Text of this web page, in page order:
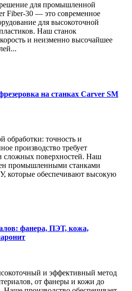
для промышленной
Fiber-30 — это современное
для высокоточной
Наш станок
и неизменно высочайшее
на станках Carver SM
обработки: точность и
производство требует
сложных поверхностей. Наш
промышленными станками
которые обеспечивают высокую
фанера, ПЭТ, кожа,
и эффективный метод
от фанеры и кожи до